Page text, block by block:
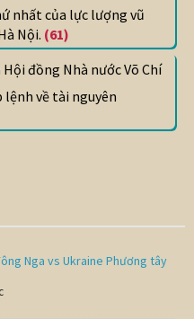
nhất của lực lượng vũ
Nội. (61)
đồng Nhà nước Võ Chí
lệnh về tài nguyên
Nga vs Ukraine Phương tây